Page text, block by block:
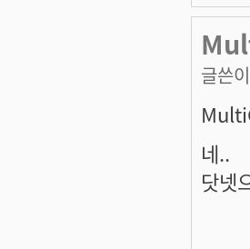
글쓴
네..
닷넷